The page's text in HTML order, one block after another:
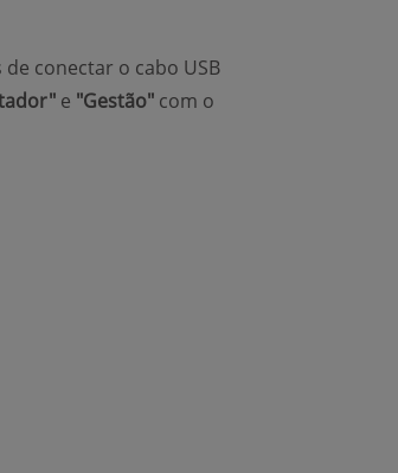
conectar o cabo USB
e "Gestão" com o